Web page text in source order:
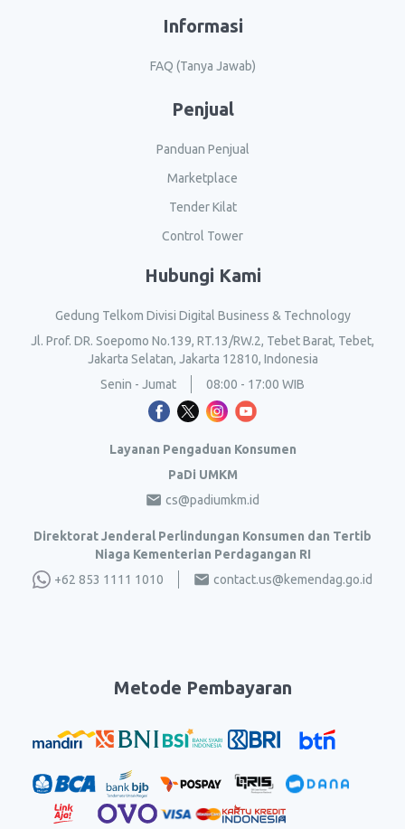
Informasi
FAQ (Tanya Jawab)
Penjual
Panduan Penjual
Marketplace
Tender Kilat
Control Tower
Hubungi Kami
Gedung Telkom Divisi Digital Business & Technology
Jl. Prof. DR. Soepomo No.139, RT.13/RW.2, Tebet Barat, Tebet,
Jakarta Selatan, Jakarta 12810, Indonesia
Senin - Jumat
08:00 - 17:00 WIB
Layanan Pengaduan Konsumen
PaDi UMKM
cs@padiumkm.id
Direktorat Jenderal Perlindungan Konsumen dan Tertib
Niaga Kementerian Perdagangan RI
+62 853 1111 1010
contact.us@kemendag.go.id
Metode Pembayaran